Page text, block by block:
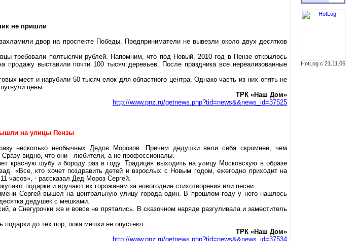
не пришли
двор на проспекте Победы. Предприниматели не вывезли около двух десятков
требовали полтысячи рублей. Напомним, что под Новый, 2010 год в Пензе открылось
продажу выставили почти 100 тысяч деревьев. После праздника все нереализованные
мест и нарубили 50 тысяч елок для областного центра. Однако часть из них опять не
цены.
ТРК «Наш Дом»
http://www.pnz.ru/getnews.php?tid=news&&news_id=37525
на улицы Пензы
несколько необычных Дедов Морозов. Причем дедушки вели себя скромнее, чем
Сразу видно, что они - любители, а не профессионалы.
красную шубу и бороду раз в году. Традиция выходить на улицу Московскую в образе
«Все, кто хочет поздравить детей и взрослых с Новым годом, ежегодно приходит на
часов», - рассказал Дед Мороз Сергей.
подарки и вручают их горожанам за новогодние стихотворения или песни.
Сергей вышел на центральную улицу города один. В прошлом году у него нашлось
дедушек с мешками.
а Снегурочки же и вовсе не прятались. В сказочном наряде разгуливала и заместитель
подарки до тех пор, пока мешки не опустеют.
ТРК «Наш Дом»
http://www.pnz.ru/getnews.php?tid=news&&news_id=37534
HotLog с 21.11.06